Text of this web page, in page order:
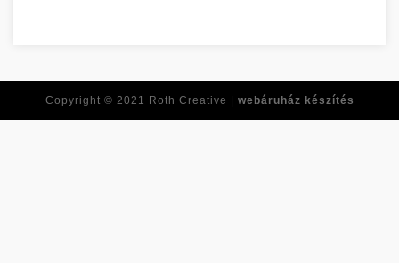
Copyright © 2021 Roth Creative | webáruház készítés